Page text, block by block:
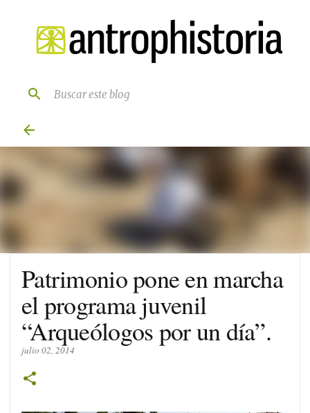
Ir al contenido principal
Patrimonio pone en marcha
el programa juvenil
“Arqueólogos por un día”.
julio 02, 2014